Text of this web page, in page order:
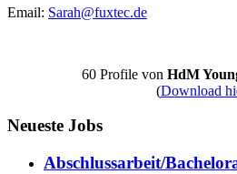
Email: Sarah@fuxtec.de
60 Profile von HdM
(Download
Neueste Jobs
Abschlussarbeit/